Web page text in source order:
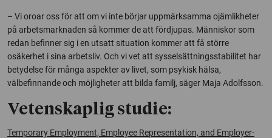
– Vi oroar oss för att om vi inte börjar uppmärksamma ojämlikheter
på arbetsmarknaden så kommer de att fördjupas. Människor som
redan befinner sig i en utsatt situation kommer att få större
osäkerhet i sina arbetsliv. Och vi vet att sysselsättningsstabilitet har
betydelse för många aspekter av livet, som psykisk hälsa,
välbefinnande och möjligheter att bilda familj, säger Maja Adolfsson.
Vetenskaplig studie:
Temporary Employment, Employee Representation, and Employer-